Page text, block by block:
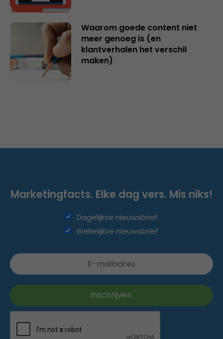
Waarom goede content niet
meer genoeg is (en
klantverhalen het verschil
maken)
Marketingfacts. Elke dag vers. Mis niks!
Dagelijkse nieuwsbrief
Wekelijkse nieuwsbrief